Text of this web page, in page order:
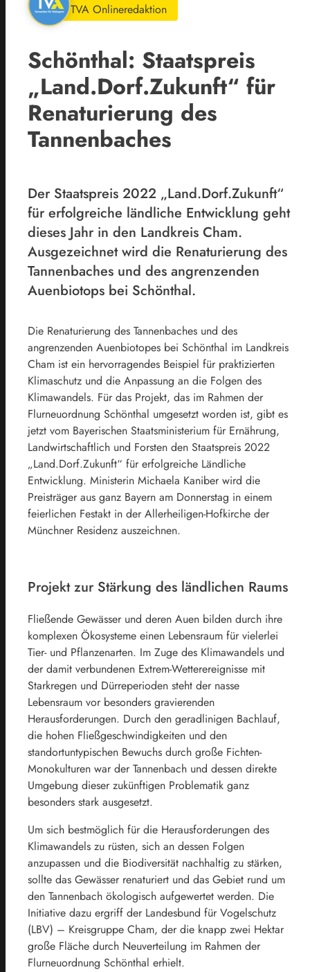
TVA Onlineredaktion
Schönthal: Staatspreis
„Land.Dorf.Zukunft“ für
Renaturierung des
Tannenbaches
Der Staatspreis 2022 „Land.Dorf.Zukunft“
für erfolgreiche ländliche Entwicklung geht
dieses Jahr in den Landkreis Cham.
Ausgezeichnet wird die Renaturierung des
Tannenbaches und des angrenzenden
Auenbiotops bei Schönthal.
Die Renaturierung des Tannenbaches und des
angrenzenden Auenbiotopes bei Schönthal im Landkreis
Cham ist ein hervorragendes Beispiel für praktizierten
Klimaschutz und die Anpassung an die Folgen des
Klimawandels. Für das Projekt, das im Rahmen der
Flurneuordnung Schönthal umgesetzt worden ist, gibt es
jetzt vom Bayerischen Staatsministerium für Ernährung,
Landwirtschaftlich und Forsten den Staatspreis 2022
„Land.Dorf.Zukunft“ für erfolgreiche Ländliche
Entwicklung. Ministerin Michaela Kaniber wird die
Preisträger aus ganz Bayern am Donnerstag in einem
feierlichen Festakt in der Allerheiligen-Hofkirche der
Münchner Residenz auszeichnen.
Projekt zur Stärkung des ländlichen Raums
Fließende Gewässer und deren Auen bilden durch ihre
komplexen Ökosysteme einen Lebensraum für vielerlei
Tier- und Pflanzenarten. Im Zuge des Klimawandels und
der damit verbundenen Extrem-Wetterereignisse mit
Starkregen und Dürreperioden steht der nasse
Lebensraum vor besonders gravierenden
Herausforderungen. Durch den geradlinigen Bachlauf,
die hohen Fließgeschwindigkeiten und den
standortuntypischen Bewuchs durch große Fichten-
Monokulturen war der Tannenbach und dessen direkte
Umgebung dieser zukünftigen Problematik ganz
besonders stark ausgesetzt.
Um sich bestmöglich für die Herausforderungen des
Klimawandels zu rüsten, sich an dessen Folgen
anzupassen und die Biodiversität nachhaltig zu stärken,
sollte das Gewässer renaturiert und das Gebiet rund um
den Tannenbach ökologisch aufgewertet werden. Die
Initiative dazu ergriff der Landesbund für Vogelschutz
(LBV) – Kreisgruppe Cham, der die knapp zwei Hektar
große Fläche durch Neuverteilung im Rahmen der
Flurneuordnung Schönthal erhielt.